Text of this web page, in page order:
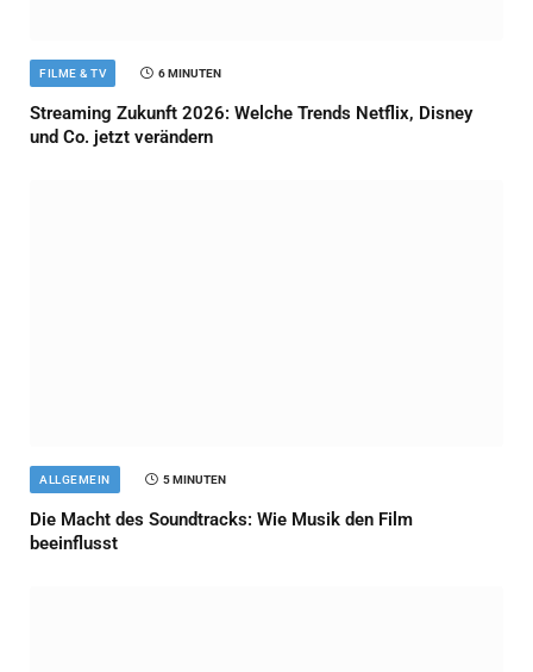
FILME & TV 6 MINUTEN
Streaming Zukunft 2026: Welche Trends Netflix, Disney
und Co. jetzt verändern
ALLGEMEIN 5 MINUTEN
Die Macht des Soundtracks: Wie Musik den Film
beeinflusst